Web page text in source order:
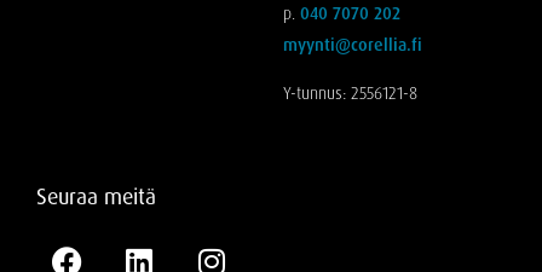
p. 040 7070 202
myynti@corellia.fi
Y-tunnus: 2556121-8
Seuraa meitä